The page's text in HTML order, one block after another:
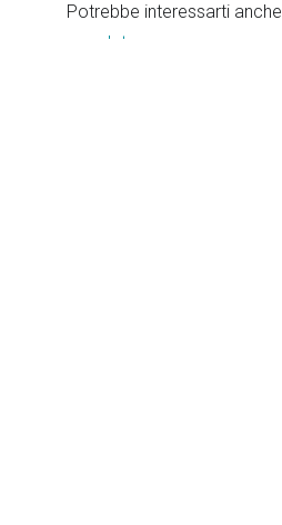
Potrebbe interessarti
mandato